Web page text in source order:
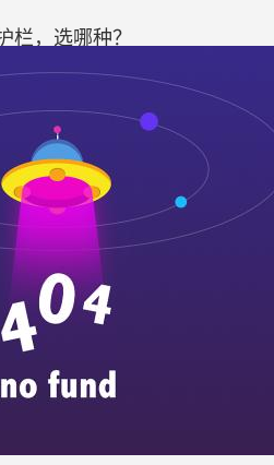
栏，选哪种？
雾环境腐蚀性强，j5的耐腐蚀
买到“假型号”
测报告，重点核对镍、锰含
更平整光滑，j1表面可能存在
场景可先采购小批量样品试
选型没有“最好”，只有“最